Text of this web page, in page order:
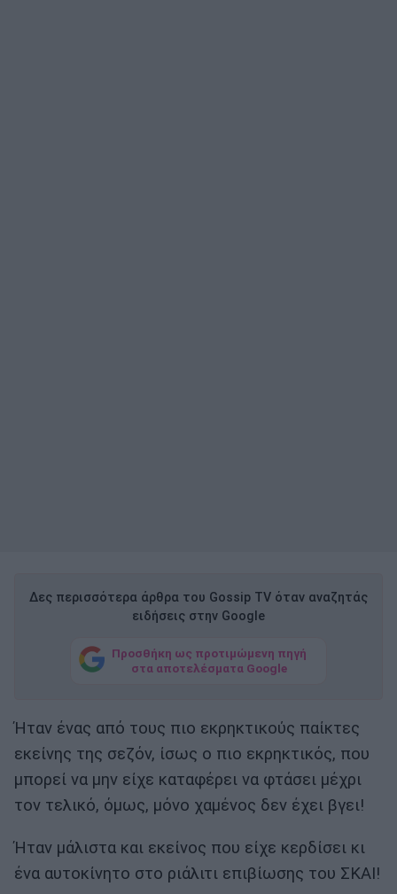
Δες περισσότερα άρθρα του Gossip TV όταν αναζητάς
ειδήσεις στην Google
Προσθήκη ως προτιμώμενη πηγή
στα αποτελέσματα Google
Ήταν ένας από τους πιο εκρηκτικούς παίκτες
εκείνης της σεζόν, ίσως ο πιο εκρηκτικός, που
μπορεί να μην είχε καταφέρει να φτάσει μέχρι
τον τελικό, όμως, μόνο χαμένος δεν έχει βγει!
Ήταν μάλιστα και εκείνος που είχε κερδίσει κι
ένα αυτοκίνητο στο ριάλιτι επιβίωσης του ΣΚΑΙ!